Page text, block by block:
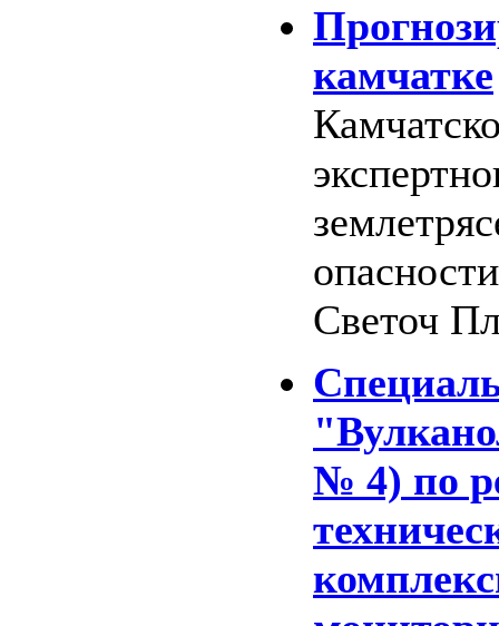
камчатке
Светоч
№ 4) по